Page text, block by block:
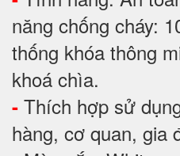
năng chống cháy:
thống khóa thông
khoá chìa.
- Thích hợp sử
hàng, cơ quan, gia